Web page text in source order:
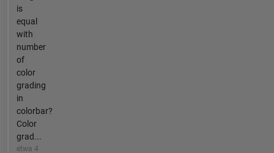
is
equal
with
number
of
color
grading
in
colorbar?
Color
grad...
etwa 4